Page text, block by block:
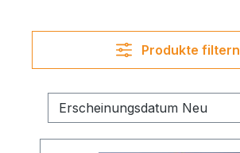
Produkte filtern